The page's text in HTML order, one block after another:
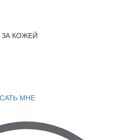
КОЖЕЙ
МНЕ